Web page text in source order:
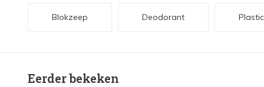
Blokzeep Deodorant
Eerder bekeken